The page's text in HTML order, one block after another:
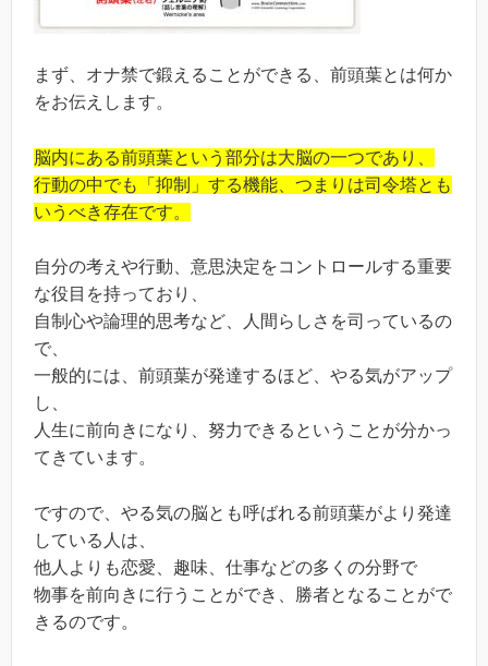
まず、オナ禁で鍛えることができる、前頭葉とは何か
をお伝えします。
脳内にある前頭葉という部分は大脳の一つであり、
行動の中でも「抑制」する機能、つまりは司令塔とも
いうべき存在です。
自分の考えや行動、意思決定をコントロールする重要
な役目を持っており、
自制心や論理的思考など、人間らしさを司っているの
で、
一般的には、前頭葉が発達するほど、やる気がアップ
し、
人生に前向きになり、努力できるということが分かっ
てきています。
ですので、やる気の脳とも呼ばれる前頭葉がより発達
している人は、
他人よりも恋愛、趣味、仕事などの多くの分野で
物事を前向きに行うことができ、勝者となることがで
きるのです。